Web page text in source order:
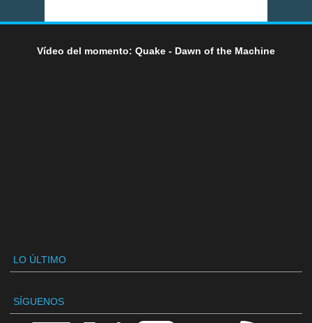
Vídeo del momento: Quake - Dawn of the Machine
LO ÚLTIMO
SÍGUENOS